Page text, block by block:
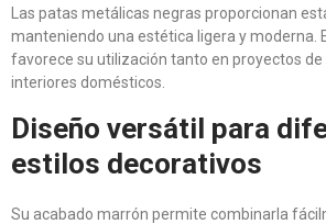
Las patas metálicas negras proporcionan
manteniendo una estética ligera y moderna.
favorece su utilización tanto en proyectos
interiores domésticos.
Diseño versátil para
estilos decorativos
Su acabado marrón permite combinarla